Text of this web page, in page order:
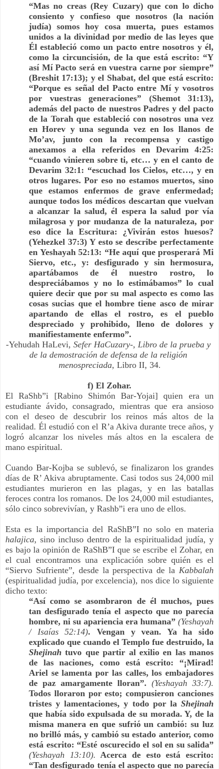
“Mas no creas (Rey Cuzary) que con lo dicho
consiento y confieso que nosotros (la nación
judía) somos hoy cosa muerta, pues estamos
unidos a la divinidad por medio de las leyes que
Él estableció como un pacto entre nosotros y él,
como la circuncisión, de la que está escrito: “Y
así Mí Pacto será en vuestra carne por siempre”
(Breshit 17:13); y el Shabat, del que está escrito:
“Porque es señal del Pacto entre Mí y vosotros
por vuestras generaciones” (Shemot 31:13),
además del pacto de nuestros Padres y del pacto
de la Torah que estableció con nosotros una vez
en Horev y una segunda vez en los llanos de
Mo’av, junto con la recompensa y castigo
anexamos a ella referidos en Devarim 4:25:
“cuando vinieren sobre ti, etc… y en el canto de
Devarim 32:1: “escuchad los Cielos, etc…, y en
otros lugares. Por eso no estamos muertos, sino
que estamos enfermos de grave enfermedad;
aunque todos los médicos descartan que vuelvan
a alcanzar la salud, él espera la salud por vía
milagrosa y por mudanza de la naturaleza, por
eso dice la Escritura: ¿Vivirán estos huesos?
(Yehezkel 37:3) Y esto se describe perfectamente
en Yeshayah 52:13: “He aquí que prosperará Mi
Siervo, etc., y: desfigurado y sin hermosura,
apartábamos de él nuestro rostro, lo
despreciábamos y no lo estimábamos” lo cual
quiere decir que por su mal aspecto es como las
cosas sucias que el hombre tiene asco de mirar
apartando de ellas el rostro, es el pueblo
despreciado y prohibido, lleno de dolores y
manifiestamente enfermo”.
-Yehudah HaLevi, Sefer HaCuzary-, Libro de la prueba y
de la demostración de defensa de la religión
menospreciada, Libro II, 34.
f) El Zohar.
El RaShb”i [Rabino Shimón Bar-Yojai] quien era un
estudiante ávido, consagrado, mientras que era ansioso
con el deseo de descubrir los reinos más altos de la
realidad. Él estudió con el R’a Akiva durante trece años, y
logró alcanzar los niveles más altos en la escalera de
mano espiritual.
Cuando Bar-Kojba se sublevó, se finalizaron los grandes
días de R’ Akiva abruptamente. Casi todos sus 24,000 mil
estudiantes murieron en las plagas, y en las batallas
feroces contra los romanos. De los 24,000 mil estudiantes,
sólo cinco sobrevivían, y Rashb”i era uno de ellos.
halajica, sino incluso dentro de la espiritualidad judía, y
es bajo la opinión de RaShB”I que se escribe el Zohar, en
el cual encontramos una explicación sobre quién es el
“Siervo Sufriente”, desde la perspectiva de la
(espiritualidad judía, por excelencia), nos dice lo siguiente
dicho texto:
“Así como se asombraron de él muchos, pues
tan desfigurado tenía el aspecto que no parecía
hombre, ni su apariencia era humana” (Yeshayah
/ Isaías 52:14). Vengan y vean. Ya ha sido
Shejinah tuvo que partir al exilio en las manos
de las naciones, como está escrito: “¡Mirad!
Ariel se lamenta por las calles, los embajadores
de paz amargamente lloran”. (Yeshayah 33:7).
Todos lloraron por esto; compusieron canciones
tristes y lamentaciones, y todo por la
que había sido expulsada de su morada. Y, de la
misma manera en que sufrió un cambió: su luz
no brilló más, y cambió su estado anterior, como
(Yeshayah 13:10). Acerca de esto está escrito:
“Tan desfigurado tenía el aspecto que no parecía